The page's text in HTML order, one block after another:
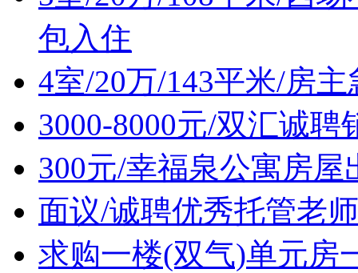
包入住
4室/20万/143平米/房
3000-8000元/双汇诚聘
300元/幸福泉公寓房屋
面议/诚聘优秀托管老师
求购一楼(双气)单元房